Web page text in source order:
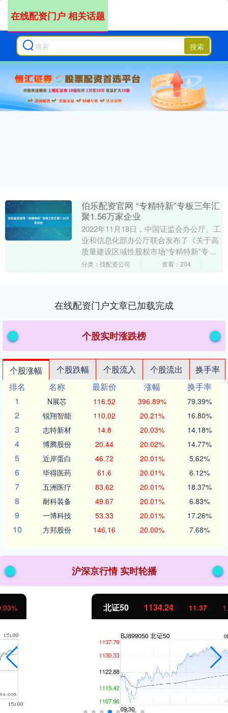
搜索
在线配资门户 相关话题
伯乐配资官网 “专精特新”专板三年汇
聚1.56万家企业
2022年11月18日，中国证监会办公厅、工
业和信息化部办公厅联合发布了《关于高
质量建设区域性股权市场“专精特新”专板
的指导意见》（以下简称《指导意
分类：找配资公司 查看：204
在线配资门户文章已加载完成
个股实时涨跌榜
个股涨幅 个股跌幅 个股流入 个股流出
换手率
排名
名称 最新价 涨幅
换手率
1
N展芯 116.52 396.89% 79.39%
2 锐翔智能 110.02 20.21% 16.80%
3 志特新材 14.8 20.03% 14.18%
4 博腾股份 20.44 20.02% 14.77%
5 近岸蛋白 46.72 20.01% 5.62%
6 毕得医药 61.6 20.01% 6.12%
7 五洲医疗 83.62 20.01% 18.37%
8 耐科装备 49.67 20.01% 6.83%
9 一博科技 53.33 20.01% 17.26%
10 方邦股份 146.16 20.00% 7.68%
沪深京行情 实时轮播
1134.24 11.37 1.01%